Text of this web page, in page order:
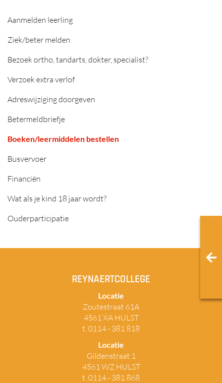
Aanmelden leerling
Ziek/beter melden
Bezoek ortho, tandarts, dokter, specialist?
Verzoek extra verlof
Adreswijziging doorgeven
Betermeldbriefje
Boeken/leermiddelen bestellen
Busvervoer
Financiën
Wat als je kind 18 jaar wordt?
Ouderparticipatie
REYNAERTCOLLEGE
Locatie
Zoutestraat 61A
4561 XA HULST
t. 0114 - 381 818
Locatie
Gildenstraat 1
4561 WZ HULST
t. 0114 - 381 868